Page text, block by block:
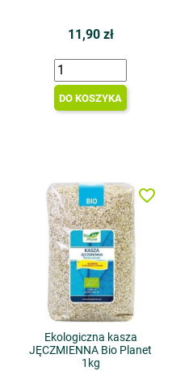
11,90 zł
DO KOSZYKA
Ekologiczna kasza
JĘCZMIENNA Bio Planet
1kg
favorite_border